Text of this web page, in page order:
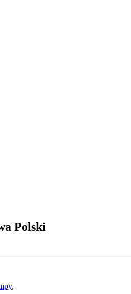
Polski
,